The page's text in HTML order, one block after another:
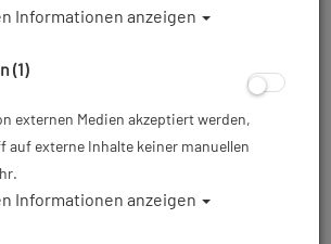
*
€
Informationen anzeigen
(1)
externen Medien akzeptiert werden,
auf externe Inhalte keiner manuellen
Informationen anzeigen